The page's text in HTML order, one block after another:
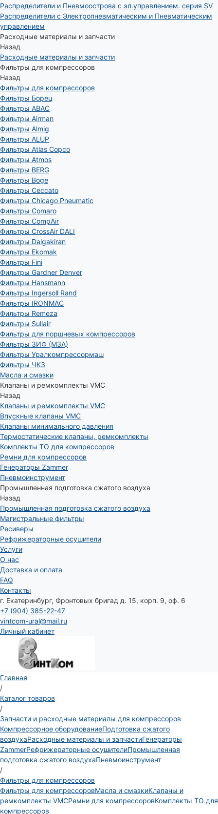
Распределители и Пневмоострова с эл.управлением. серия SV
Распределители с Электропневматическим и Пневматическим
управлением
Расходные материалы и запчасти
Назад
Расходные материалы и запчасти
Фильтры для компрессоров
Назад
Фильтры для компрессоров
Фильтры Борец
Фильтры ABAC
Фильтры Airman
Фильтры Almig
Фильтры ALUP
Фильтры Atlas Copco
Фильтры Atmos
Фильтры BERG
Фильтры Boge
Фильтры Ceccato
Фильтры Chicago Pneumatic
Фильтры Comaro
Фильтры CompAir
Фильтры CrossAir DALI
Фильтры Dalgakiran
Фильтры Ekomak
Фильтры Fini
Фильтры Gardner Denver
Фильтры Hansmann
Фильтры Ingersoll Rand
Фильтры IRONMAC
Фильтры Remeza
Фильтры Sullair
Фильтры для поршневых компрессоров
Фильтры ЗИФ (МЗА)
Фильтры Уралкомпрессормаш
Фильтры ЧКЗ
Масла и смазки
Клапаны и ремкомплекты VMC
Назад
Клапаны и ремкомплекты VMC
Впускные клапаны VMC
Клапаны минимального давления
Термостатические клапаны, ремкомплекты
Комплекты ТО для компрессоров
Ремни для компрессоров
Генераторы Zammer
Пневмоинструмент
Промышленная подготовка сжатого воздуха
Назад
Промышленная подготовка сжатого воздуха
Магистральные фильтры
Ресиверы
Рефрижераторные осушители
Услуги
О нас
Доставка и оплата
FAQ
Контакты
г. Екатеринбург, Фронтовых бригад д. 15, корп. 9, оф. 6
+7 (904) 385-22-47
vintcom-ural@mail.ru
Личный кабинет
Главная
/
Каталог товаров
/
Запчасти и расходные материалы для компрессоров
Компрессорное оборудованиеПодготовка сжатого
воздухаРасходные материалы и запчастиГенераторы
ZammerРефрижераторные осушителиПромышленная
подготовка сжатого воздухаПневмоинструмент
/
Фильтры для компрессоров
Фильтры для компрессоровМасла и смазкиКлапаны и
ремкомплекты VMCРемни для компрессоровКомплекты ТО для
компрессоров